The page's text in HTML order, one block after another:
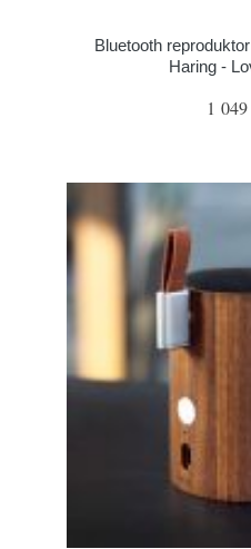
Bluetooth
Haring -
1